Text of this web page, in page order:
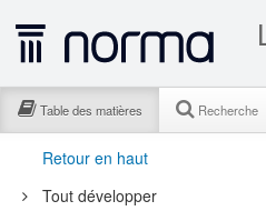
Table des matières Recherche
Retour en haut
Tout développer